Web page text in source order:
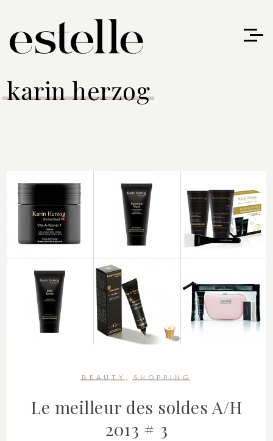
karin herzog
BEAUTY SHOPPING
Le meilleur des soldes A/H
2013 # 3